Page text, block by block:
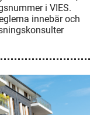
i VIES.
innebär och